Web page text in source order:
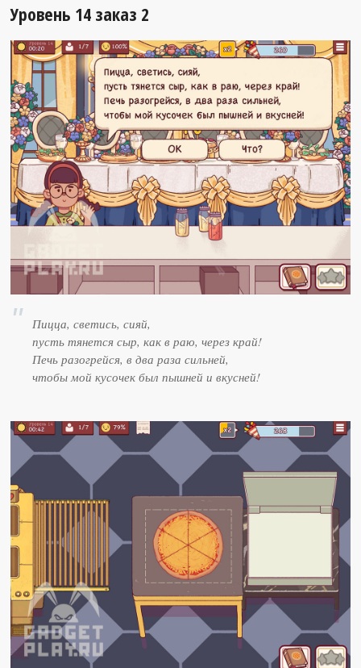
Уровень 14 заказ 2
Пицца, светись, сияй,
пусть тянется сыр, как в раю, через край!
Печь разогрейся, в два раза сильней,
чтобы мой кусочек был пышней и вкусней!